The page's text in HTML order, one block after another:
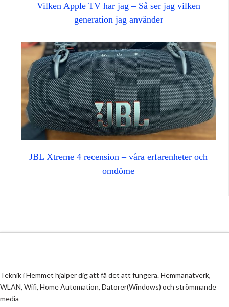
Vilken Apple TV har jag – Så ser jag vilken
generation jag använder
JBL Xtreme 4 recension – våra erfarenheter och
omdöme
Teknik i Hemmet hjälper dig att få det att fungera. Hemmanätverk,
WLAN, Wifi, Home Automation, Datorer(Windows) och strömmande
media